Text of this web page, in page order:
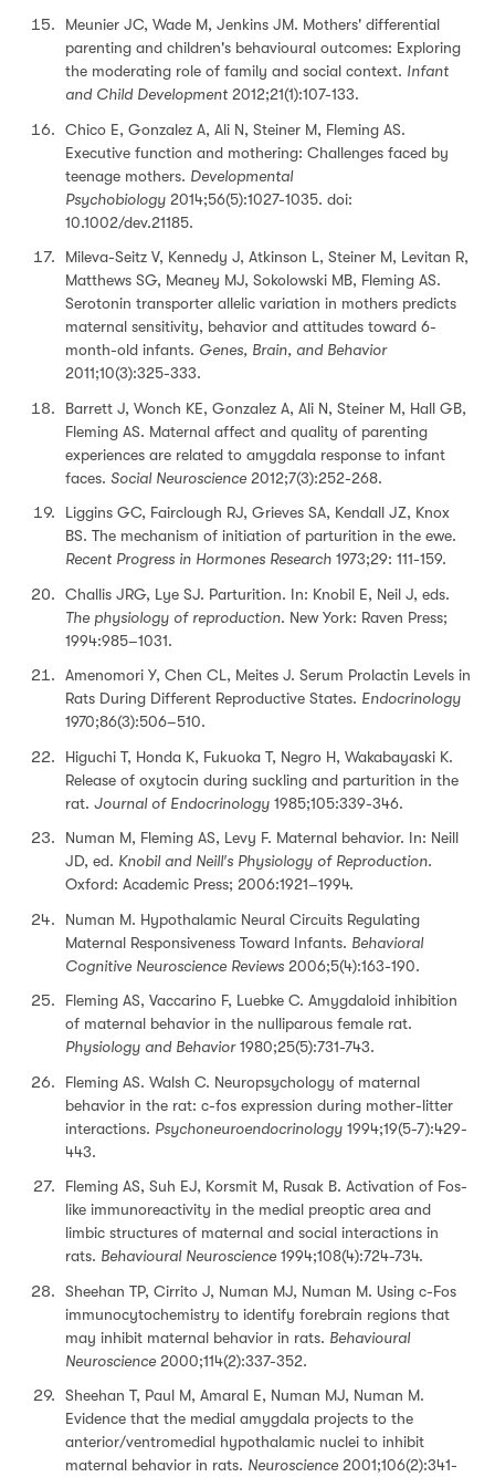
Meunier JC, Wade M, Jenkins JM. Mothers' differential
parenting and children's behavioural outcomes: Exploring
the moderating role of family and social context. Infant
and Child Development 2012;21(1):107-133.
Chico E, Gonzalez A, Ali N, Steiner M, Fleming AS.
Executive function and mothering: Challenges faced by
teenage mothers. Developmental
Psychobiology 2014;56(5):1027-1035. doi:
10.1002/dev.21185.
Mileva-Seitz V, Kennedy J, Atkinson L, Steiner M, Levitan R,
Matthews SG, Meaney MJ, Sokolowski MB, Fleming AS.
Serotonin transporter allelic variation in mothers predicts
maternal sensitivity, behavior and attitudes toward 6-
month-old infants. Genes, Brain, and Behavior
2011;10(3):325-333.
Barrett J, Wonch KE, Gonzalez A, Ali N, Steiner M, Hall GB,
Fleming AS. Maternal affect and quality of parenting
experiences are related to amygdala response to infant
faces. Social Neuroscience 2012;7(3):252-268.
Liggins GC, Fairclough RJ, Grieves SA, Kendall JZ, Knox
BS. The mechanism of initiation of parturition in the ewe.
Recent Progress in Hormones Research 1973;29: 111-159.
Challis JRG, Lye SJ. Parturition. In: Knobil E, Neil J, eds.
The physiology of reproduction. New York: Raven Press;
1994:985–1031.
Amenomori Y, Chen CL, Meites J. Serum Prolactin Levels in
Rats During Different Reproductive States. Endocrinology
1970;86(3):506–510.
Higuchi T, Honda K, Fukuoka T, Negro H, Wakabayaski K.
Release of oxytocin during suckling and parturition in the
rat. Journal of Endocrinology 1985;105:339-346.
Numan M, Fleming AS, Levy F. Maternal behavior. In: Neill
JD, ed. Knobil and Neill′s Physiology of Reproduction.
Oxford: Academic Press; 2006:1921–1994.
Numan M. Hypothalamic Neural Circuits Regulating
Maternal Responsiveness Toward Infants. Behavioral
Cognitive Neuroscience Reviews 2006;5(4):163-190.
Fleming AS, Vaccarino F, Luebke C. Amygdaloid inhibition
of maternal behavior in the nulliparous female rat.
Physiology and Behavior1980;25(5):731-743.
Fleming AS. Walsh C. Neuropsychology of maternal
behavior in the rat: c-fos expression during mother-litter
interactions. Psychoneuroendocrinology 1994;19(5-7):429-
443.
Fleming AS, Suh EJ, Korsmit M, Rusak B. Activation of Fos-
like immunoreactivity in the medial preoptic area and
limbic structures of maternal and social interactions in
rats. Behavioural Neuroscience 1994;108(4):724-734.
Sheehan TP, Cirrito J, Numan MJ, Numan M. Using c-Fos
immunocytochemistry to identify forebrain regions that
may inhibit maternal behavior in rats. Behavioural
Neuroscience 2000;114(2):337-352.
Sheehan T, Paul M, Amaral E, Numan MJ, Numan M.
Evidence that the medial amygdala projects to the
anterior/ventromedial hypothalamic nuclei to inhibit
maternal behavior in rats. Neuroscience 2001;106(2):341-